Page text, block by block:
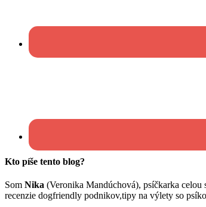
Kto píše tento blog?
Som Nika (Veronika Mandúchová), psíčkarka
recenzie dogfriendly podnikov,tipy na výlety so